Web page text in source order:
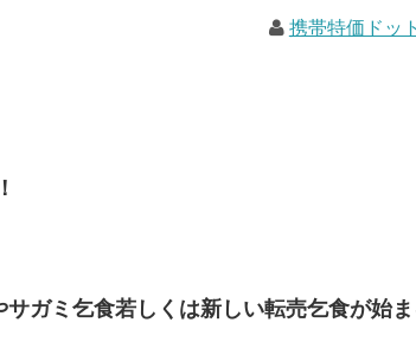
携帯特価ドッ
ガミ乞食若しくは新しい転売乞食が始